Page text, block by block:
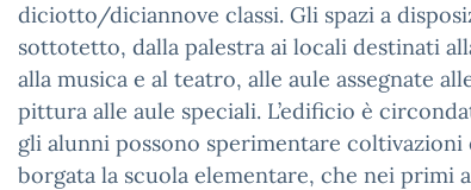
diciotto/diciannove classi. Gli spazi a
sottotetto, dalla palestra ai locali destinati
alla musica e al teatro, alle aule assegnate
pittura alle aule speciali. L’edificio è
gli alunni possono sperimentare
borgata la scuola elementare, che nei primi